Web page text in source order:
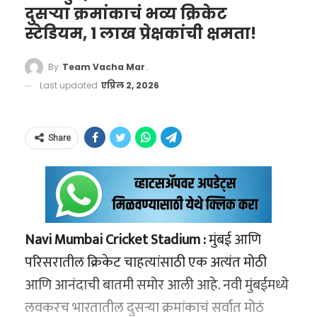
‘वाचा मराठी’चे व्हॉट्सॲप चॅनेल येथे फॉलो करा!
‘वाचा मराठी’चा व्हॉट्सअप ग्रुप जॉईन करण्यासाठी येथे
क्लिक करा
वाचा मराठी’चा व्हॉट्सअप ग्रुप-3 जॉईन करण्यासाठी येथे
क्लिक करा!
‘वाचा मराठी’चा व्हॉट्सअप ग्रुप-2 जॉईन करण्यासाठी येथे
क्लिक करा
लॉटरी पूर्ण झाल्यानंतर काही दिवसांतच अधिकृत
पोर्टलवर निकाल जाहीर होणार आहे:
student.maharashtra.gov.in
निवड झालेल्या विद्यार्थ्यांची यादी ऑनलाइन प्रकाशित
दुसऱ्या क्रमांकाचं भव्य क्रिकेट
स्टेडियम, 1 लाख प्रेक्षकांची क्षमता!
By Team Vacha Marathi
Last updated एप्रिल 2, 2026
Share
Navi Mumbai Cricket Stadium :मुंबई आणि
परिसरातील क्रिकेट चाहत्यांसाठी एक अत्यंत मोठी
आणि आनंदाची बातमी समोर आली आहे. नवी मुंबईमध्ये
लवकरच भारतातील दुसऱ्या क्रमांकाचं सर्वात मोठं